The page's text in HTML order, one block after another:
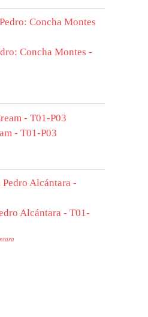
Concha Montes -
- T01-P03
Alcántara - T01-